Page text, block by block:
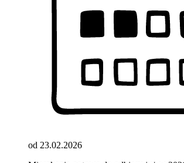
od 23.02.2026